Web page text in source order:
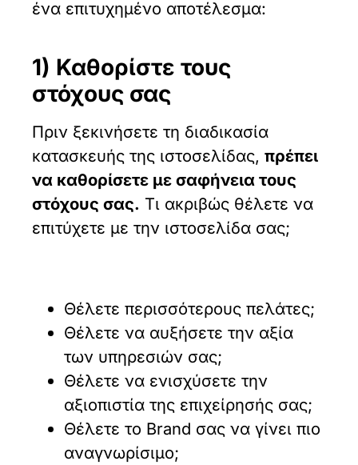
ένα επιτυχημένο αποτέλεσμα:
1) Καθορίστε τους
στόχους σας
Πριν ξεκινήσετε τη διαδικασία
κατασκευής της ιστοσελίδας,πρέπει
να καθορίσετε με σαφήνεια τους
στόχους σας. Τι ακριβώς θέλετε να
επιτύχετε με την ιστοσελίδα σας;
Θέλετε περισσότερους πελάτες;
Θέλετε να αυξήσετε την αξία
των υπηρεσιών σας;
Θέλετε να ενισχύσετε την
αξιοπιστία της επιχείρησής σας;
Θέλετε το Brand σας να γίνει πιο
αναγνωρίσιμο;